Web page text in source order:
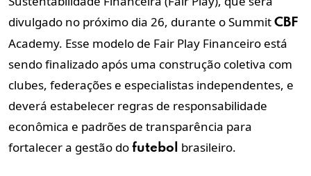
divulgado no próximo dia 26, durante o Summit CBF
Academy. Esse modelo de Fair Play Financeiro está
sendo finalizado após uma construção coletiva com
clubes, federações e especialistas independentes, e
deverá estabelecer regras de responsabilidade
econômica e padrões de transparência para
fortalecer a gestão do futebol brasileiro.